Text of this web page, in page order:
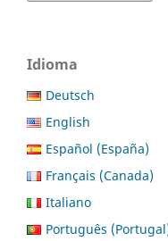
Idioma
Deutsch
English
Español (España)
Français (Canada)
Italiano
Português